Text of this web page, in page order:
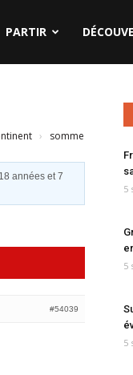
PARTIR
›
somme
années et 7
#54039
5
5
5